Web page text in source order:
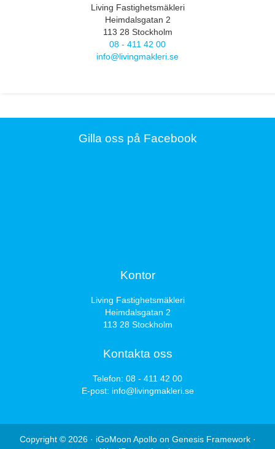
Living Fastighetsmäkleri
Heimdalsgatan 2
113 28 Stockholm
08 - 411 42 00
info@livingmakleri.se
Gilla oss på Facebook
Kontor
Living Fastighetsmäkleri
Heimdalsgatan 2
113 28 Stockholm
Kontakta oss
Telefon: 08 - 411 42 00
E-post: info@livingmakleri.se
Copyright © 2026 · iGoMoon Apolloon Genesis Framework·